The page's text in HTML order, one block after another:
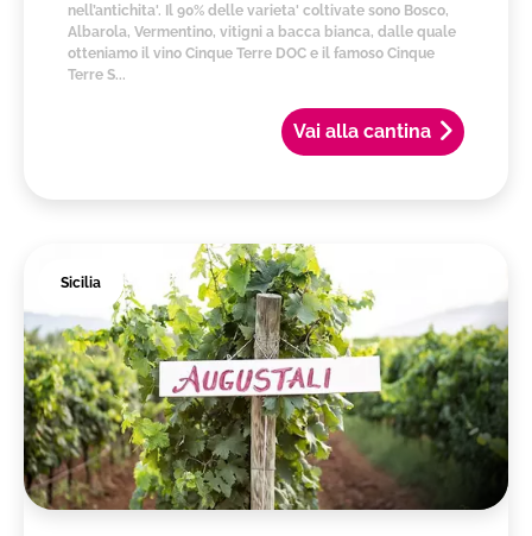
Vai alla cantina
nell’antichita'. Il 90% delle varieta' coltivate sono Bosco,
Albarola, Vermentino, vitigni a bacca bianca, dalle quale
otteniamo il vino Cinque Terre DOC e il famoso Cinque
Terre S...
Sicilia